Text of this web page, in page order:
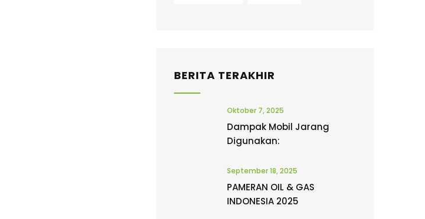
BERITA TERAKHIR
Oktober 7, 2025
Dampak Mobil Jarang
Digunakan:
September 18, 2025
PAMERAN OIL & GAS
INDONESIA 2025